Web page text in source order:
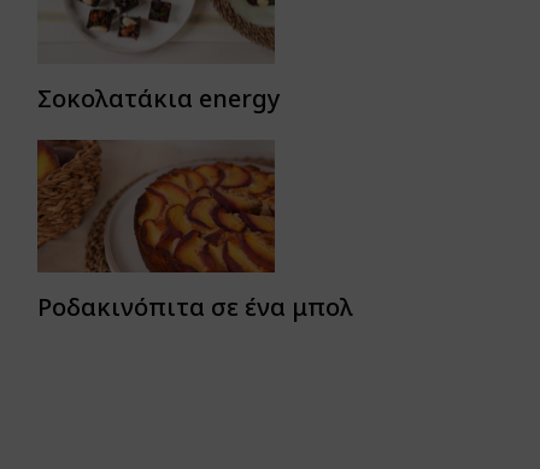
Σοκολατάκια energy
Ροδακινόπιτα σε ένα μπολ